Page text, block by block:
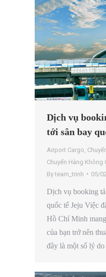
Dịch vụ
tới sân bay
Airport Cargo
Chuyển Hàng Không
Byteam_trinh 05/
Dịch vụ booking
quốc tế Jeju Việc
Hồ Chí Minh
của bạn trở nên
đây là một số lý